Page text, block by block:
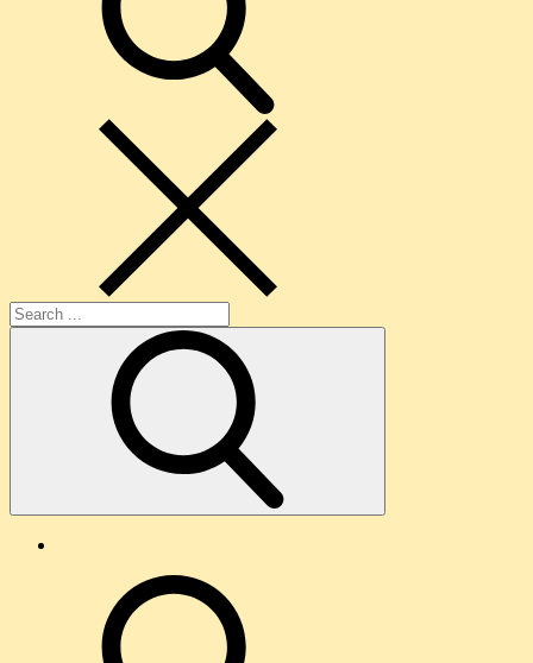
Search
for: